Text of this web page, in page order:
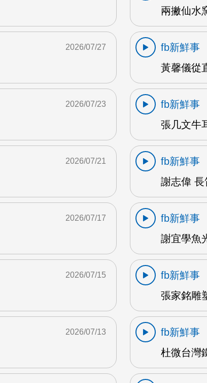
兩撇仙水
2026/07/27
fb新鮮事
黃馨儀從
2026/07/23
fb新鮮事
張几文牛
2026/07/21
fb新鮮事
謝志偉 長
2026/07/17
fb新鮮事
謝宜學魚
2026/07/15
fb新鮮事
張家銘雕
2026/07/13
fb新鮮事
杜微台灣